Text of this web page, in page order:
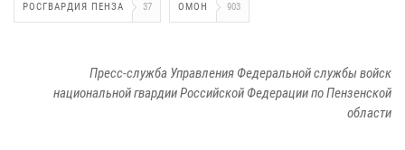
РОСГВАРДИЯ ПЕНЗА 37 ОМОН 903
Пресс-служба Управления Федеральной службы войск
национальной гвардии Российской Федерации по Пензенской
области